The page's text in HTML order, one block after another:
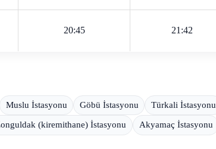
20:45 21:42
Muslu İstasyonu Göbü İstasyonu Türkali İstasyonu
(kiremithane) İstasyonu Akyamaç İstasyonu